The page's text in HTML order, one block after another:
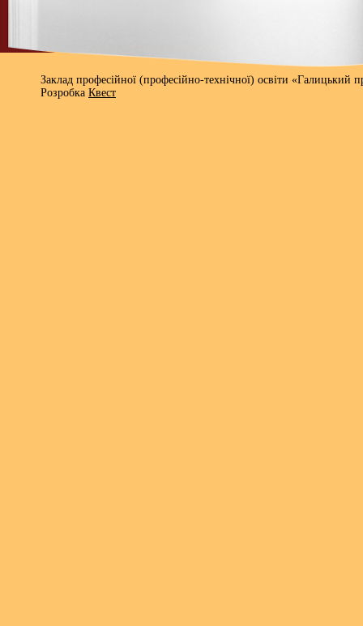
Заклад професійної (професійно-технічної) освіти
Розробка Квест